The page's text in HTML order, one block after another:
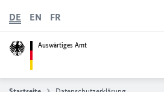
Auswärtiges Amt
DE EN FR